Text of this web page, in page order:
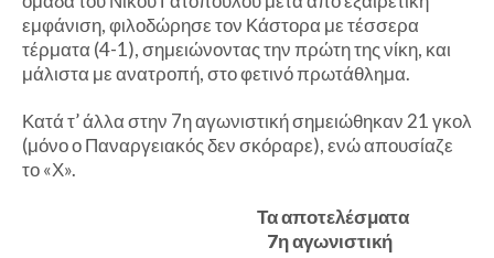
εμφάνιση, φιλοδώρησε τον Κάστορα με τέσσερα
τέρματα (4-1), σημειώνοντας την πρώτη της νίκη, και
μάλιστα με ανατροπή, στο φετινό πρωτάθλημα.
Κατά τ’ άλλα στην 7η αγωνιστική σημειώθηκαν 21 γκολ
(μόνο ο Παναργειακός δεν σκόραρε), ενώ απουσίαζε
το «Χ».
Τα αποτελέσματα
7η αγωνιστική